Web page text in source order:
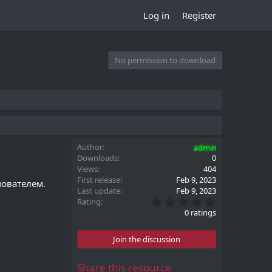
Log in Register
No permission to download
Author
admin
Downloads
0
Views
404
First release
Feb 9, 2023
Last update
Feb 9, 2023
Rating
.
0
t
0 ratings
Join the discussion
Share this resource